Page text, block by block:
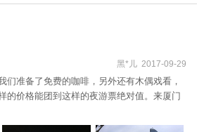
黑*儿 2017-09-29
们准备了免费的咖啡，另外还有木偶戏看，
的价格能团到这样的夜游票绝对值。来厦门